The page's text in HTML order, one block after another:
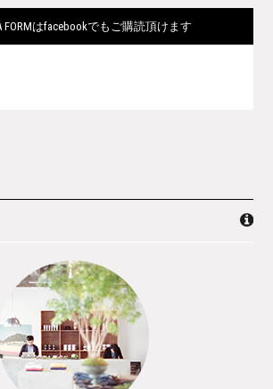
FORMはfacebookでもご購読頂けます